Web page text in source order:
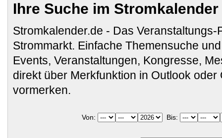
Ihre Suche im Stromkalender
Stromkalender.de - Das Veranstaltungs-
Strommarkt. Einfache Themensuche
Events, Veranstaltungen, Kongresse,
direkt über Merkfunktion in Outlook oder
vormerken.
Von: Bis: